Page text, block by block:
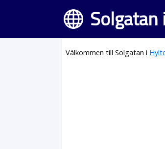
Välkommen till Solgatan i